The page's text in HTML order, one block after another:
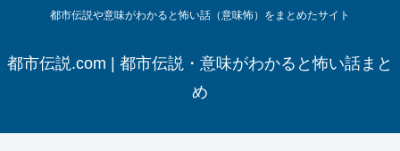
都市伝説や意味がわかると怖い話（意味怖）をまとめたサイト
都市伝説.com | 都市伝説・意味がわかると怖い話まと
め